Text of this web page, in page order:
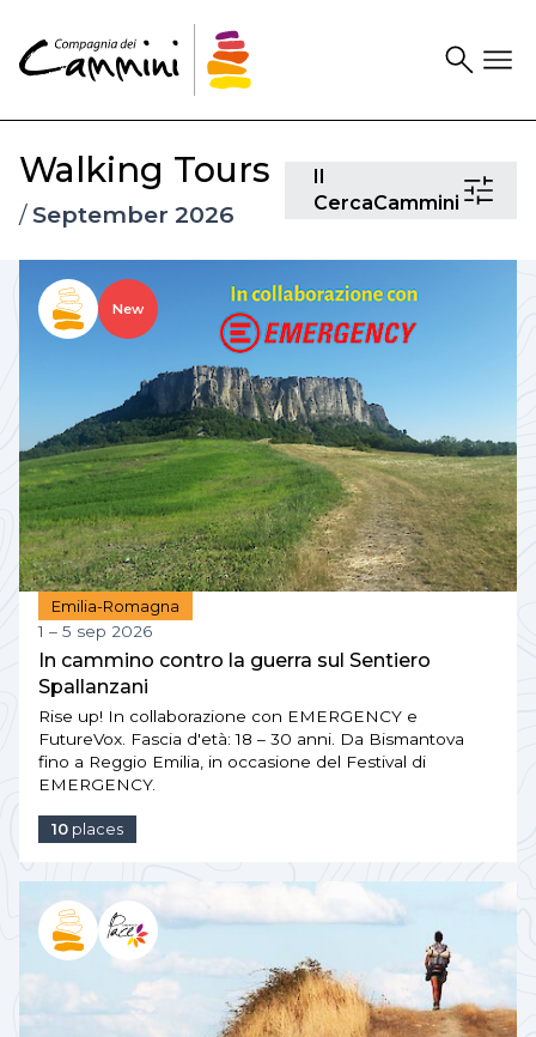
SearchDrawer
Walking Tours
/ September 2026
Il
CercaCammini
Il
New
Emilia-Romagna
1 – 5 sep 2026
In cammino contro la guerra sul Sentiero
Spallanzani
Rise up! In collaborazione con EMERGENCY e
FutureVox. Fascia d'età: 18 – 30 anni. Da Bismantova
fino a Reggio Emilia, in occasione del Festival di
EMERGENCY.
10 places